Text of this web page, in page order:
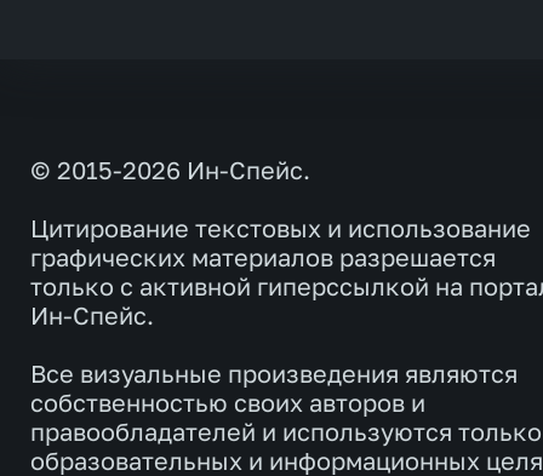
© 2015-2026 Ин-Спейс.
Цитирование текстовых и использование
графических материалов разрешается
только с активной гиперссылкой на
Ин-Спейс.
Все визуальные произведения являются
собственностью своих авторов и
правообладателей и используются
образовательных и информационных